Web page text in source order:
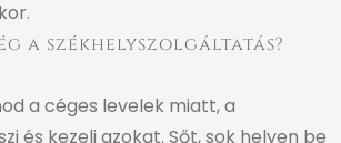
a székhelyszolgáltatás?
a céges levelek miatt, a
és kezeli azokat. Sőt, sok helyen be